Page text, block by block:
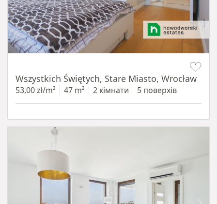
Wszystkich Świętych, Stare Miasto, Wrocław
53,00 zł/m² 47 m² 2 кімнати 5 поверхів